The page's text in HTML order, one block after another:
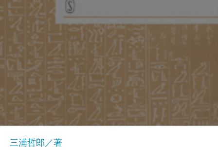
三浦哲郎／著